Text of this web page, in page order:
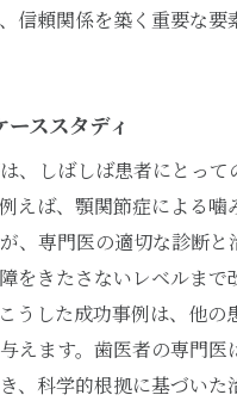
信頼関係を築く重要な要
ススタディ
、しばしば患者にとって
えば、顎関節症による噛
、専門医の適切な診断と
をきたさないレベルまで
うした成功事例は、他の
えます。歯医者の専門医
、科学的根拠に基づいた